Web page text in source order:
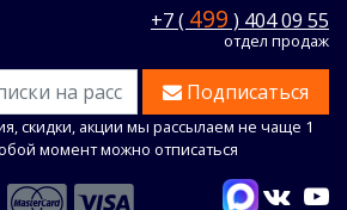
+7 ( 499 ) 404 09 55
отдел продаж
Подписаться
скидки, акции мы рассылаем не чаще 1
момент можно отписаться